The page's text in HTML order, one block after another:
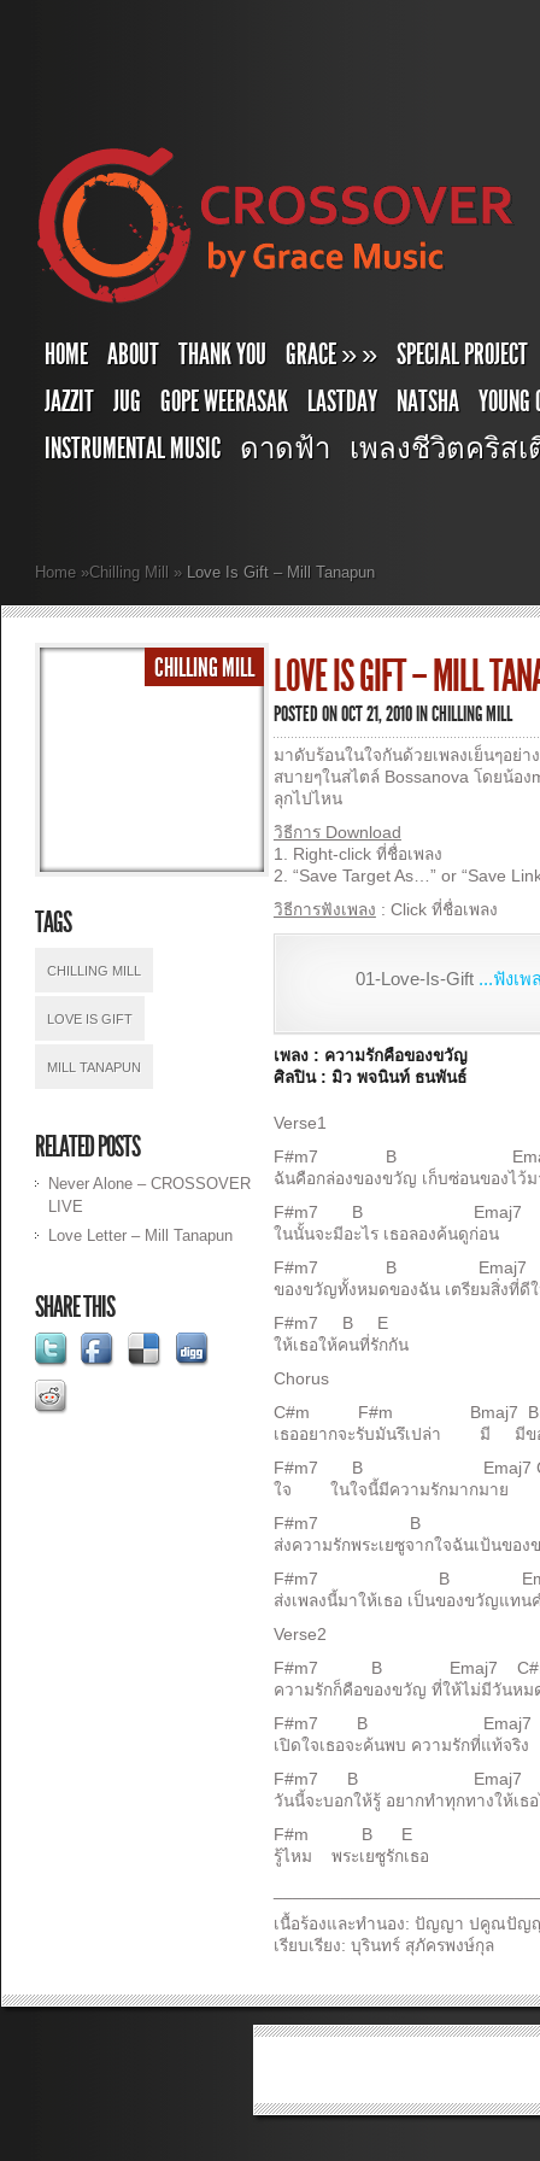
HOME ABOUT THANK YOU GRACE»» SPECIAL PROJECT
JAZZIT JUG GOPE WEERASAK LASTDAY NATSHA YOUNG
INSTRUMENTAL MUSIC ดาดฟ้า เพลงชีวิตคริสเตียน
Home »Chilling Mill » Love Is Gift – Mill Tanapun
CHILLING MILL
TAGS
CHILLING MILL
LOVE IS GIFT
MILL TANAPUN
RELATED POSTS
Never Alone – CROSSOVER
LIVE
Love Letter – Mill Tanapun
SHARE THIS
LOVE IS GIFT – MILL
POSTED ON OCT 21, 2010 INCHILLING MILL
มาดับร้อนในใจกันด้วยเพลงเย็นๆอย่า
สบายๆในสไตล์ Bossanova โดยน้อ
ลุกไปไหน
วิธีการ Download
1. Right-click ที่ชื่อเพลง
2. “Save Target As…” or “Save
วิธีการฟังเพลง : Click ที่ชื่อเพลง
01-Love-Is-Gift ...ฟังเพ
เพลง : ความรักคือของขวัญ
ศิลปิน : มิว พจนินท์ ธนพันธ์
Verse1
F#m7 B Emaj7
ฉันคือกล่องของขวัญ เก็บซ่อนของไว้
F#m7 B Emaj7
ในนั้นจะมีอะไร เธอลองค้นดูก่อน
F#m7 B Emaj7
ของขวัญทั้งหมดของฉัน เตรียมสิ่งที่ดี
F#m7 B E
ให้เธอให้คนที่รักกัน
Chorus
C#m F#m
เธออยากจะรับมันรึเปล่า มี มีข
F#m7 B Emaj7
ใจ ในใจนี้มีความรักมากมาย
F#m7 B
ส่งความรักพระเยซูจากใจฉันเป้นของ
F#m7 B
ส่งเพลงนี้มาให้เธอ เป็นของขวัญแทน
Verse2
F#m7 B Emaj7
ความรักก็คือของขวัญ ที่ให้ไม่มีวันหม
F#m7 B Emaj7
เปิดใจเธอจะค้นพบ ความรักที่แท้จริง
F#m7 B Emaj7
วันนี้จะบอกให้รู้ อยากทำทุกทางให้เธ
F#m B E
รู้ไหม พระเยซูรักเธอ
เนื้อร้องและทำนอง: ปัญญา ปคูณปัญ
เรียบเรียง: บุรินทร์ สุภัครพงษ์กุล